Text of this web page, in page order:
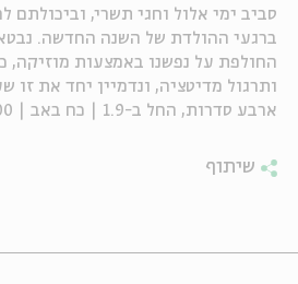
סביב ימי אלול וחגי תשרי, וביכולתם
ברגעי ההולדת של השנה החדשה.
החולפת על נפשנו באמצעות מוזיקה,
ותרגול מדיטציה, ונדמיין יחד את זו
ארבע סדרות, החל ב-1.9 | כח באב | 19:00 | בבית אבי חי
שיתוף